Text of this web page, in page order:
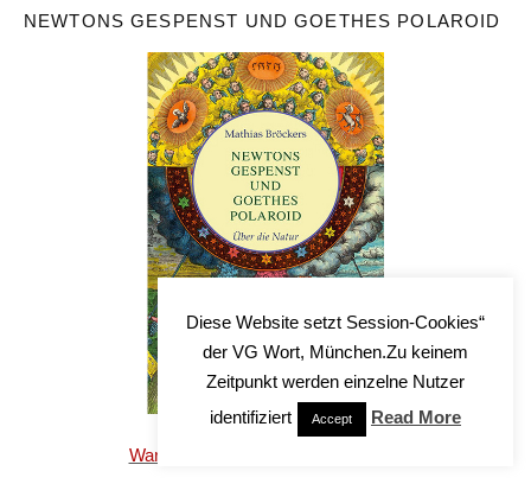
NEWTONS GESPENST UND GOETHES POLAROID
Warum jetzt ausgerechnet Goethe?
Diese Website setzt Session-Cookies“
der VG Wort, München.Zu keinem
Zeitpunkt werden einzelne Nutzer
identifiziert
Accept Read More